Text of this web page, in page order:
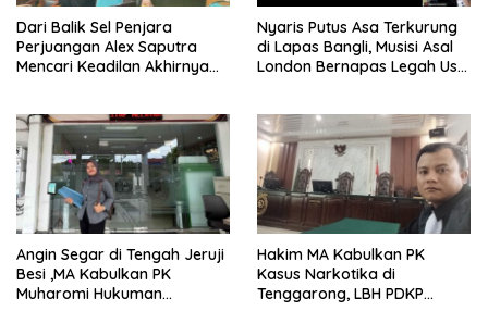
Dari Balik Sel Penjara
Perjuangan Alex Saputra
Mencari Keadilan Akhirnya
Nyaris Putus Asa Terkurung
di Lapas Bangli, Musisi Asal
London Bernapas Legah Usai
Angin Segar di Tengah Jeruji
Besi ,MA Kabulkan PK
Muharomi Hukuman
Hakim MA Kabulkan PK
Kasus Narkotika di
Tenggarong, LBH PDKP